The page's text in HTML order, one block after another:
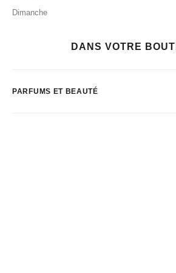
Dimanche
DANS VOTRE
PARFUMS ET BEAUTÉ